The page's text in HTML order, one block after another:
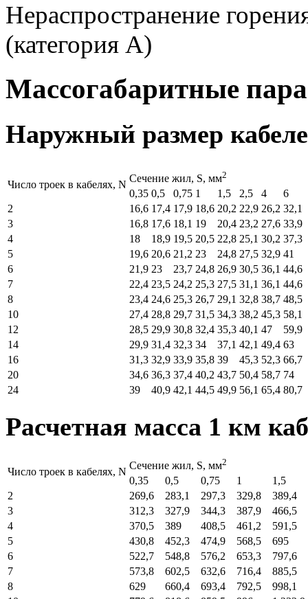
Нераспространение
(категория А)
Массогабаритные
Наружный размер
Число троек в кабелях, N
Cечение жил, S, мм2
0,35 0,5 0,75 1 1,5 2,5 4
6
2
16,6 17,4 17,9 18,6 20,2 22,9 26,2 32,1
3
16,8 17,6 18,1 19 20,4 23,2 27,6 33,9
4
18 18,9 19,5 20,5 22,8 25,1 30,2 37,3
5
19,6 20,6 21,2 23 24,8 27,5 32,9 41
6
21,9 23 23,7 24,8 26,9 30,5 36,1 44,6
7
22,4 23,5 24,2 25,3 27,5 31,1 36,1 44,6
8
23,4 24,6 25,3 26,7 29,1 32,8 38,7 48,5
10
27,4 28,8 29,7 31,5 34,3 38,2 45,3 58,1
12
28,5 29,9 30,8 32,4 35,3 40,1 47
59,9
14
29,9 31,4 32,3 34 37,1 42,1 49,4 63
16
31,3 32,9 33,9 35,8 39 45,3 52,3 66,7
20
34,6 36,3 37,4 40,2 43,7 50,4 58,7 74
24
39 40,9 42,1 44,5 49,9 56,1 65,4 80,7
Расчетная масса 1 км
Число троек в кабелях, N
Cечение жил, S, мм2
0,35 0,5 0,75 1
1,5
2
269,6 283,1 297,3 329,8
389,4
3
312,3 327,9 344,3 387,9
466,5
4
370,5 389 408,5 461,2
591,5
5
430,8 452,3 474,9 568,5
695
6
522,7 548,8 576,2 653,3
797,6
7
573,8 602,5 632,6 716,4
885,5
8
629 660,4 693,4 792,5
998,1